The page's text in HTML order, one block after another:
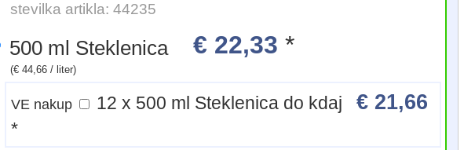
stevilka artikla: 44235
500 ml Steklenica € 22,33 *
(€ 44,66 / liter)
VE nakup 12 x 500 ml Steklenica do kdaj € 21,66
*